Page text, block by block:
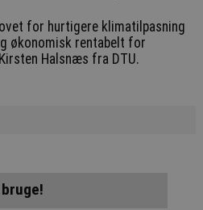
for hurtigere klimatilpasning
økonomisk rentabelt for
Halsnæs fra DTU.